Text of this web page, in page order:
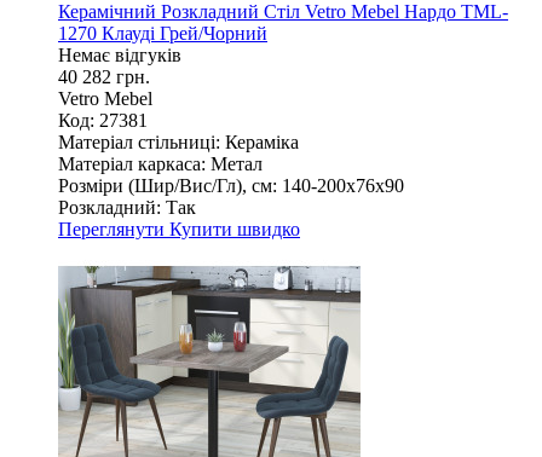
Керамічний Розкладний Стіл Vetro Mebel Нардо TML-
1270 Клауді Грей/Чорний
Немає відгуків
40 282 грн.
Vetro Mebel
Код: 27381
Матеріал стільниці: Кераміка
Матеріал каркаса: Метал
Розміри (Шир/Вис/Гл), см: 140-200х76х90
Розкладний: Так
Переглянути Купити швидко